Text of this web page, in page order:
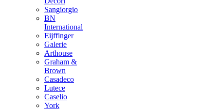
Sangiorgio
BN
International
Eijffinger
Galerie
Arthouse
Graham &
Brown
Casadeco
Lutece
Caselio
York